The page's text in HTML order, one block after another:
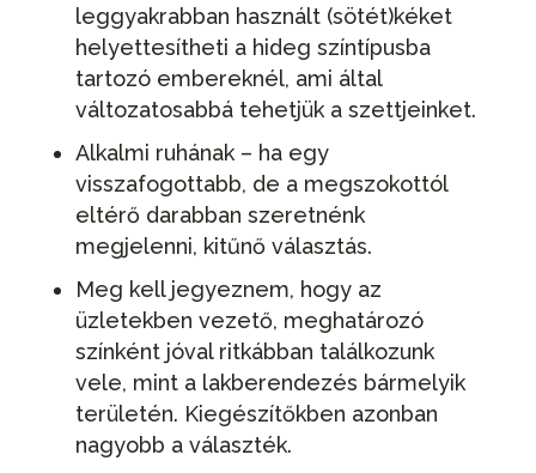
leggyakrabban használt (sötét)kéket
helyettesítheti a hideg színtípusba
tartozó embereknél, ami által
változatosabbá tehetjük a szettjeinket.
Alkalmi ruhának – ha egy
visszafogottabb, de a megszokottól
eltérő darabban szeretnénk
megjelenni, kitűnő választás.
Meg kell jegyeznem, hogy az
üzletekben vezető, meghatározó
színként jóval ritkábban találkozunk
vele, mint a lakberendezés bármelyik
területén. Kiegészítőkben azonban
nagyobb a választék.